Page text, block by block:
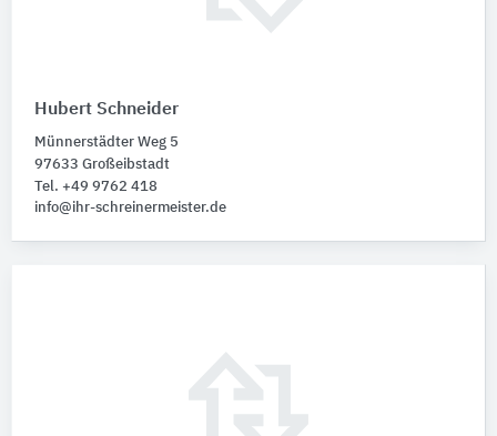
Hubert Schneider
Münnerstädter Weg 5
97633 Großeibstadt
Tel. +49 9762 418
info@ihr-schreinermeister.de